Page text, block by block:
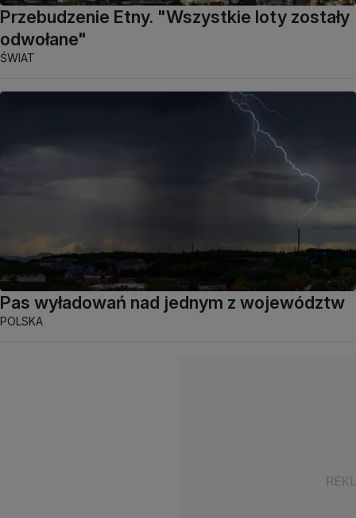
Przebudzenie Etny. "Wszystkie loty zostały
odwołane"
ŚWIAT
Pas wyładowań nad jednym z województw
POLSKA